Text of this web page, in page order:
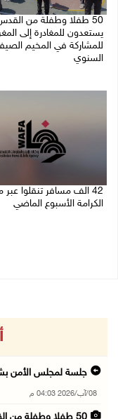
50 طفلا وطفلة من
يستعدون للمغادرة إلى
للمشاركة في المخيم
السنوي
42 الف مسافر تنقلوا عبر
الكرامة الأسبوع الماضي
جلسة لمجلس الأمن
08/آب/2026 04:03 م